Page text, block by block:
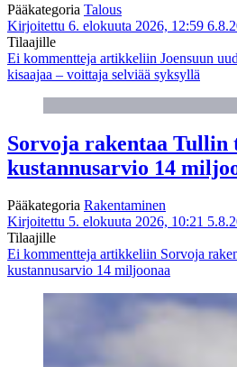
Pääkategoria Talous
Kirjoitettu 6. elokuuta 2026, 12:59
Tilaajille
Ei kommentteja artikkeliin Joensuun
kisaajaa – voittaja selviää syksyllä
Sorvoja rakentaa Tullin
kustannusarvio 14
Pääkategoria Rakentaminen
Kirjoitettu 5. elokuuta 2026, 10:21
Tilaajille
Ei kommentteja artikkeliin Sorvoja
kustannusarvio 14 miljoonaa